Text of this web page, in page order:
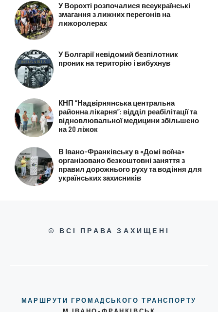
У Ворохті розпочалися всеукраїнські
змагання з лижних перегонів на
лижоролерах
У Болгарії невідомий безпілотник
проник на територію і вибухнув
КНП “Надвірнянська центральна
районна лікарня”: відділ реабілітації та
відновлювальної медицини збільшено
на 20 ліжок
В Івано-Франківську в «Домі воїна»
організовано безкоштовні заняття з
правил дорожнього руху та водіння для
українських захисників
© ВСІ ПРАВА ЗАХИЩЕНІ
МАРШРУТИ ГРОМАДСЬКОГО ТРАНСПОРТУ